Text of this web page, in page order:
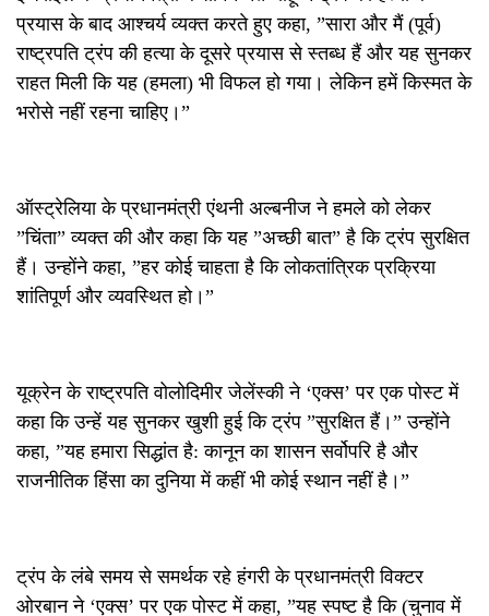
प्रयास के बाद आश्चर्य व्यक्त करते हुए कहा, ”सारा और मैं (पूर्व)
राष्ट्रपति ट्रंप की हत्या के दूसरे प्रयास से स्तब्ध हैं और यह सुनकर
राहत मिली कि यह (हमला) भी विफल हो गया। लेकिन हमें किस्मत के
भरोसे नहीं रहना चाहिए।”
ऑस्ट्रेलिया के प्रधानमंत्री एंथनी अल्बनीज ने हमले को लेकर
”चिंता” व्यक्त की और कहा कि यह ”अच्छी बात” है कि ट्रंप सुरक्षित
हैं। उन्होंने कहा, ”हर कोई चाहता है कि लोकतांत्रिक प्रक्रिया
शांतिपूर्ण और व्यवस्थित हो।”
यूक्रेन के राष्ट्रपति वोलोदिमीर जेलेंस्की ने ‘एक्स’ पर एक पोस्ट में
कहा कि उन्हें यह सुनकर खुशी हुई कि ट्रंप ”सुरक्षित हैं।” उन्होंने
कहा, ”यह हमारा सिद्धांत है: कानून का शासन सर्वोपरि है और
राजनीतिक हिंसा का दुनिया में कहीं भी कोई स्थान नहीं है।”
ट्रंप के लंबे समय से समर्थक रहे हंगरी के प्रधानमंत्री विक्टर
ओरबान ने ‘एक्स’ पर एक पोस्ट में कहा, ”यह स्पष्ट है कि (चुनाव में